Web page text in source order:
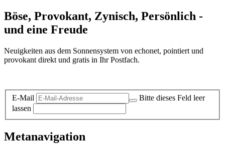
Böse, Provokant, Zynisch, Persönlich -
und eine Freude
Neuigkeiten aus dem Sonnensystem von echonet, pointiert und
provokant direkt und gratis in Ihr Postfach.
E-Mail
Bitte dieses Feld leer
lassen
Metanavigation